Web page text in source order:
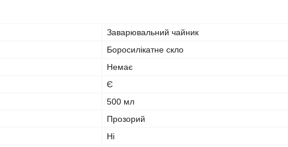
Заварювальний чайник
Боросилікатне скло
Немає
Є
500 мл
Прозорий
Ні